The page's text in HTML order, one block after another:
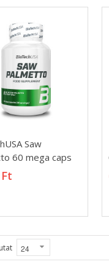
20 990 Ft
Whey-Waffer 32%
35g
490 Ft
Saw
60 mega caps
Saw
60 mega caps